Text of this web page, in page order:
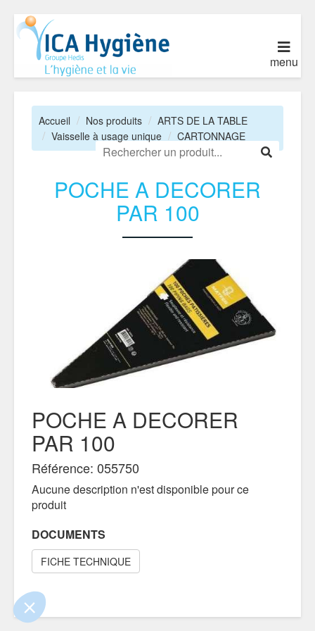
le contenu de ce site vous intéresse
certifiés par
Je choisis OK pour moi
menu
Accueil Nos produits
ARTS DE LA TABLE
Vaisselle à usage unique
CARTONNAGE
POCHE A DECORER
PAR 100
POCHE A DECORER
PAR 100
Référence: 055750
Aucune description n'est disponible pour ce
produit
DOCUMENTS
FICHE TECHNIQUE